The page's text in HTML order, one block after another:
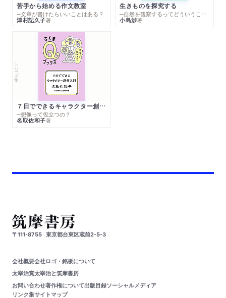
苦手から始める作文教室
─文章が書けたらいいことはある？
津村記久子著
生きものを探究する
─自然を観察するってどういうこと？
小島渉著
シリーズ・全集
７日でできるキャラクター創作入門
─想像って役立つの？
名取佐和子著
〒111-8755 東京都台東区蔵前2-5-3
会社概要会社ロゴ・銘板について
太宰治賞太宰治と筑摩書房
お問い合わせ著作権について出版目録ソーシャルメディア
リンク集サイトマップ